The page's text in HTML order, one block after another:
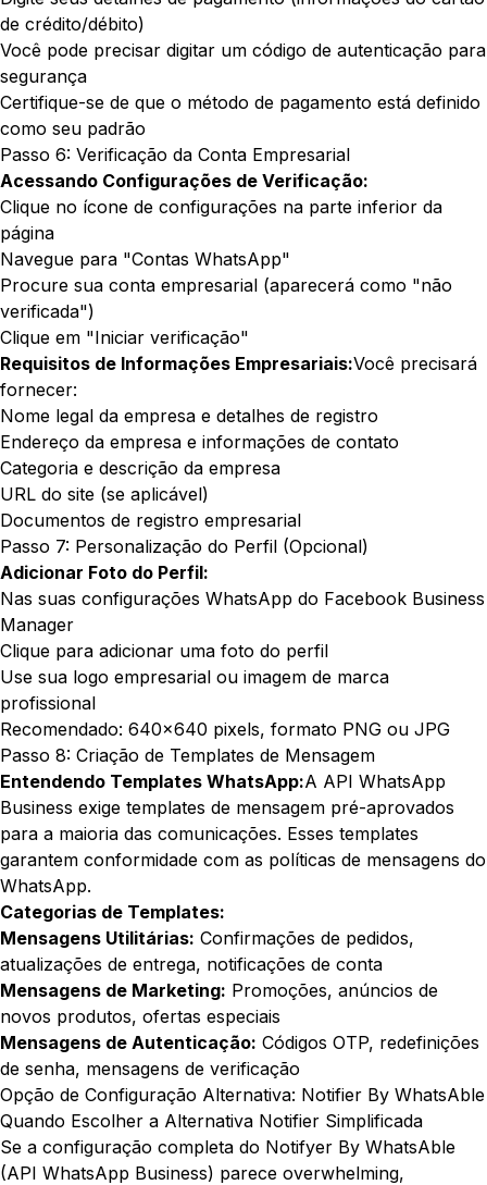
de crédito/débito)
Você pode precisar digitar um código de autenticação para
segurança
Certifique-se de que o método de pagamento está definido
como seu padrão
Passo 6: Verificação da Conta Empresarial
Acessando Configurações de Verificação:
Clique no ícone de configurações na parte inferior da
página
Navegue para "Contas WhatsApp"
Procure sua conta empresarial (aparecerá como "não
verificada")
Clique em "Iniciar verificação"
Requisitos de Informações Empresariais:Você precisará
fornecer:
Nome legal da empresa e detalhes de registro
Endereço da empresa e informações de contato
Categoria e descrição da empresa
URL do site (se aplicável)
Documentos de registro empresarial
Passo 7: Personalização do Perfil (Opcional)
Adicionar Foto do Perfil:
Nas suas configurações WhatsApp do Facebook Business
Manager
Clique para adicionar uma foto do perfil
Use sua logo empresarial ou imagem de marca
profissional
Recomendado: 640x640 pixels, formato PNG ou JPG
Passo 8: Criação de Templates de Mensagem
Entendendo Templates WhatsApp:A API WhatsApp
Business exige templates de mensagem pré-aprovados
para a maioria das comunicações. Esses templates
garantem conformidade com as políticas de mensagens do
WhatsApp.
Categorias de Templates:
Mensagens Utilitárias: Confirmações de pedidos,
atualizações de entrega, notificações de conta
Mensagens de Marketing: Promoções, anúncios de
novos produtos, ofertas especiais
Mensagens de Autenticação: Códigos OTP, redefinições
de senha, mensagens de verificação
Opção de Configuração Alternativa: Notifier By WhatsAble
Quando Escolher a Alternativa Notifier Simplificada
Se a configuração completa do Notifyer By WhatsAble
(API WhatsApp Business) parece overwhelming,